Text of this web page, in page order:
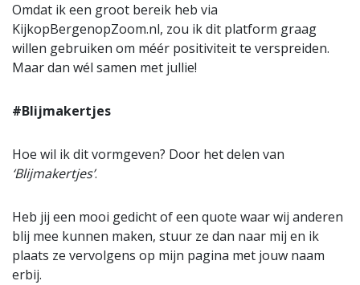
Omdat ik een groot bereik heb via
KijkopBergenopZoom.nl, zou ik dit platform graag
willen gebruiken om méér positiviteit te verspreiden.
Maar dan wél samen met jullie!
#Blijmakertjes
Hoe wil ik dit vormgeven? Door het delen van
‘Blijmakertjes’.
Heb jij een mooi gedicht of een quote waar wij anderen
blij mee kunnen maken, stuur ze dan naar mij en ik
plaats ze vervolgens op mijn pagina met jouw naam
erbij.